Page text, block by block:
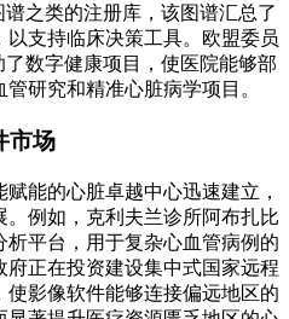
之类的注册库，该图谱汇总了
支持临床决策工具。欧盟委员
数字健康项目，使医院能够部
研究和精准心脏病学项目。
市场
能的心脏卓越中心迅速建立，
例如，克利夫兰诊所阿布扎比
平台，用于复杂心血管病例的
正在投资建设集中式国家远程
影像软件能够连接偏远地区的